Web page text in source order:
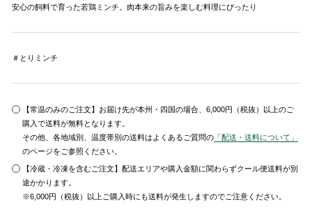
安心の飼料で育った若鶏ミンチ。肉本来の旨みを楽しむ料理にぴったり
＃とりミンチ
【常温のみのご注文】お届け先が本州・四国の場合、6,000円（税抜）以上のご
購入で送料が無料となります。
その他、各地域別、温度帯別の送料はよくあるご質問の 「配送・送料について」
のページをご参照ください。
【冷蔵・冷凍を含むご注文】配送エリアや購入金額に関わらずクール便送料が別
途かかります。
※6,000円（税抜）以上ご購入時にも送料が発生しますのでご注意ください。